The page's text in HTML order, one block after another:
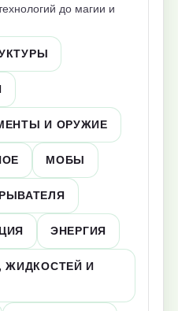
до магии и
И ОРУЖИЕ
МОБЫ
ЭНЕРГИЯ
ЖИДКОСТЕЙ И